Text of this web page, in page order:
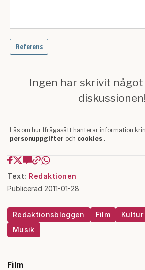
Text: Redaktionen
Publicerad 2011-01-28
Redaktionsbloggen Film Kultur
Musik
Film